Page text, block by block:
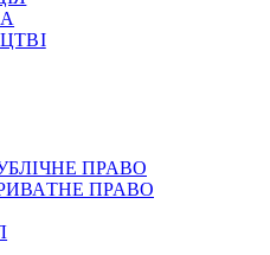
ПРАВО
ПРАВО